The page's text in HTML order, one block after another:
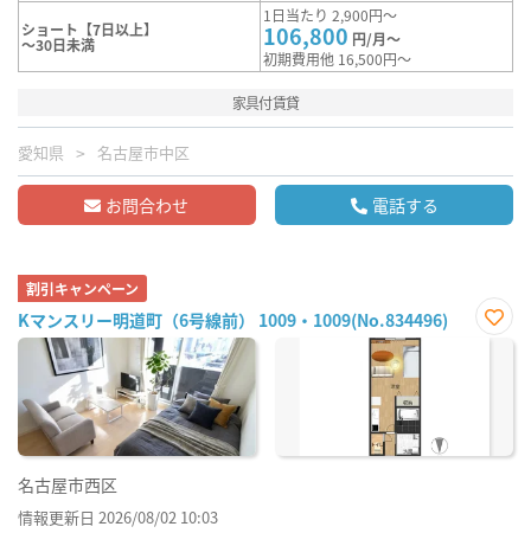
ショート【7日以上】
～30日未満
1日当たり 2,900円～
106,800 円/月～
初期費用他 16,500円～
家具付賃貸
愛知県 名古屋市中区
お問合わせ 電話する
割引キャンペーン
Kマンスリー明道町（6号線前） 1009・1009(No.834496)
お気
名古屋市西区
情報更新日 2026/08/02 10:03